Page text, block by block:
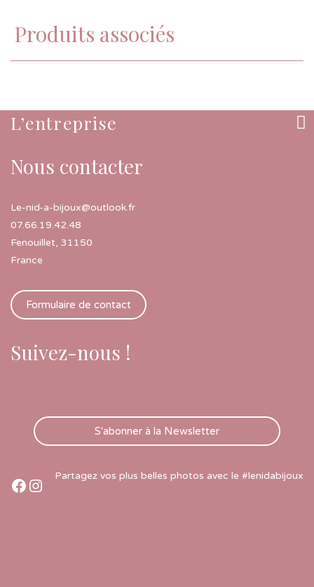
Produits associés
L’entreprise
Nous contacter
Le-nid-a-bijoux@outlook.fr
07.66.19.42.48
Fenouillet, 31150
France
Formulaire de contact
Suivez-nous !
S'abonner à la Newsletter
Partagez vos plus belles photos avec le #lenidabijoux